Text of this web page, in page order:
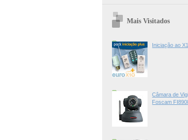
Mais Visitados
Iniciação ao
Câmara de
Foscam